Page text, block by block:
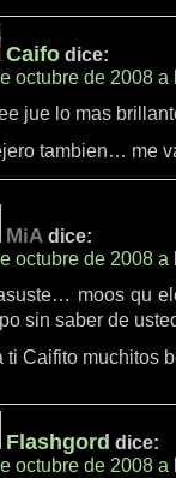
Caifo dice:
octubre de 2008 a
jue lo mas
tambien… me
MiA dice:
octubre de 2008 a
moos qu
sin saber de
ti Caifito muchitos
Flashgord dice:
octubre de 2008 a